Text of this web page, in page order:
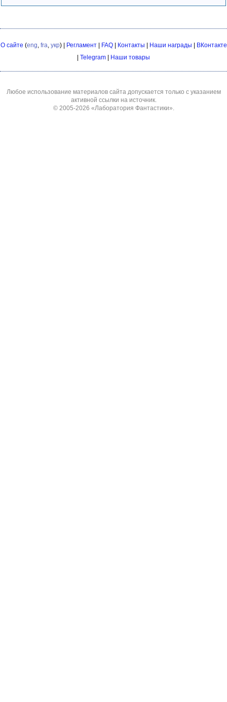
О сайте (eng, fra, укр) | Регламент| FAQ| Контакты Наши награды
ВКонтакте
Telegram Наши товары
Любое использование материалов сайта допускается только с указанием
активной ссылки на источник.
© 2005-2026 «Лаборатория Фантастики».